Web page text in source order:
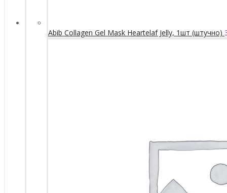
Abib Collagen Gel Mask Heartelaf Jelly, 1шт (штучно)